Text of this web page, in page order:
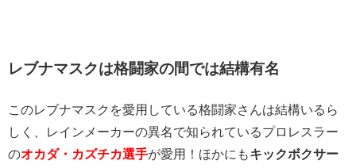
レブナマスクは格闘家の間では結構有名
このレブナマスクを愛用している格闘家さんは結構いるら
しく、レインメーカーの異名で知られているプロレスラー
のオカダ・カズチカ選手が愛用！ほかにもキックボクサー